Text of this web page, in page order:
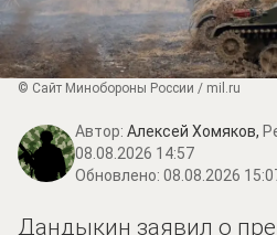
© Сайт Минобороны России / mil.ru
Автор: Алексей Хомяков,
08.08.2026 14:57
Обновлено: 08.08.2026
Дандыкин заявил о